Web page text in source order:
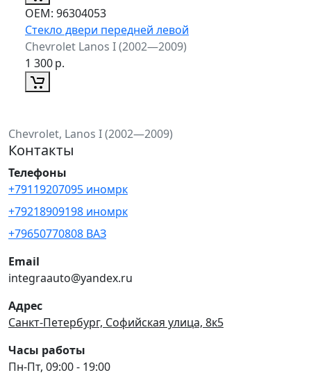
ОЕМ: 96304053
Стекло двери передней левой
Chevrolet Lanos I (2002—2009)
1 300р.
Chevrolet, Lanos I (2002—2009)
Контакты
Телефоны
+79119207095 иномрк
+79218909198 иномрк
+79650770808 ВАЗ
Email
integraauto@yandex.ru
Адрес
Санкт-Петербург, Софийская улица, 8к5
Часы работы
Пн-Пт, 09:00 - 19:00